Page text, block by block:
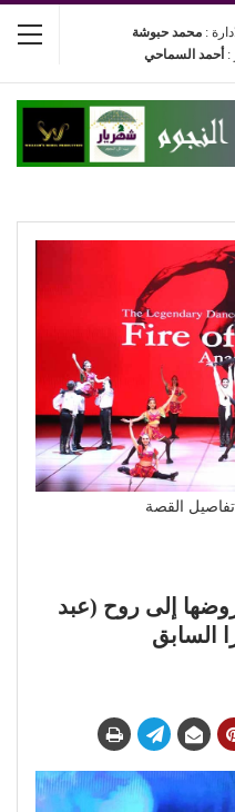
: محمد حبوشة
: أحمد السماحي
القصة
إلى روح (عبد
السابق